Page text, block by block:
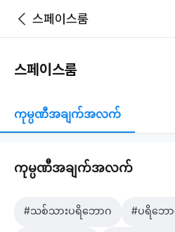
스페이스룸
스페이스룸
ကုမ္ပဏီအချက်အလက်
ကုမ္ပဏီအချက်အလက်
#သစ်သားပရိဘောဂ #ပရိဘေ